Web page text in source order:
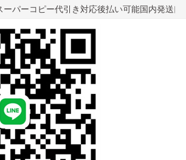
ーパーコピー代引き対応後払い可能国内発送